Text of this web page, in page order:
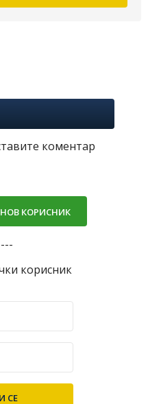
коментар
КОРИСНИК
корисник